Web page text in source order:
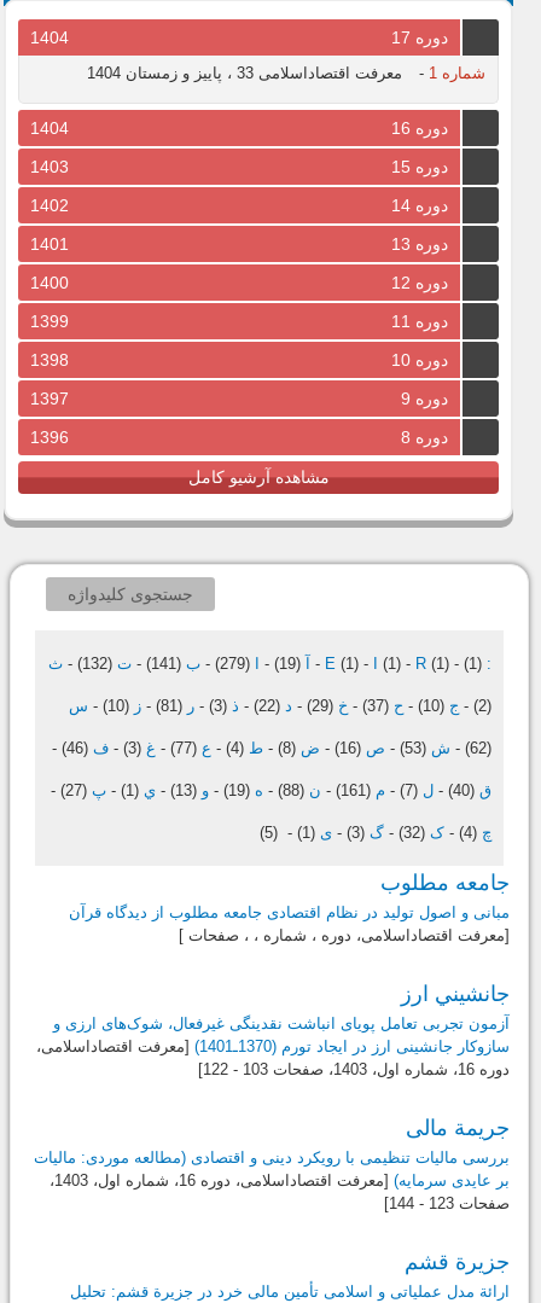
دوره 17 1404
شماره 1 - معرفت اقتصاداسلامی 33 ، پاییز و زمستان 1404
دوره 16
1404
دوره 15
1403
دوره 14
1402
دوره 13
1401
دوره 12
1400
دوره 11
1399
دوره 10
1398
دوره 9
1397
دوره 8
1396
مشاهده آرشیو کامل
جستجوی کلیدواژه
:
(1)
-
E (1) - I (1) - R (1)
- آ (19)
- ا (279)
- ب (141)
- ت (132)
- ث
(2)
- ج (10)
- ح (37)
- خ (29)
- د (22)
- ذ (3)
- ر (81)
- ز (10)
- س
(62)
- ش (53)
- ص (16)
- ض (8)
- ط (4)
- ع (77)
- غ (3)
- ف (46)
-
ق (40)
- ل (7)
- م (161)
- ن (88)
- ه (19)
- و (13)
- ي (1)
- پ (27)
-
چ (4)
- ک (32)
- گ (3)
- ی (1)
-
(5)
جامعه مطلوب
مبانی و اصول تولید در نظام اقتصادی جامعه مطلوب از دیدگاه قرآن
[معرفت اقتصاداسلامی، دوره ، شماره ، ، صفحات ]
جانشيني ارز
آزمون تجربی تعامل پویای انباشت نقدینگی غیرفعال، شوک‌های ارزی و
سازوکار جانشینی ارز در ایجاد تورم (1370ـ1401)
[معرفت اقتصاداسلامی،
دوره 16، شماره اول،
1403، صفحات 103 - 122]
جریمة مالی
بررسی مالیات تنظیمی با رویکرد دینی و اقتصادی (مطالعه موردی: مالیات
بر عایدی سرمایه) [معرفت اقتصاداسلامی، دوره 16، شماره اول، 1403،
صفحات 123 - 144]
جزیرة قشم
ارائة مدل عملیاتی و اسلامی تأمین مالی خرد در جزیرة قشم: تحلیل